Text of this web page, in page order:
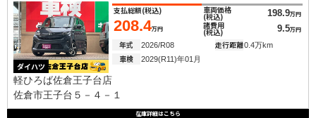
ダイハツ
支払総額(税込)
208.4万円
車両価格
(税込) 198.9万円
諸費用
(税込) 9.5万円
年式 2026/R08 走行距離0.4万km
車検 2029(R11)年01月
軽ひろば佐倉王子台店
佐倉市王子台５－４－１
在庫詳細はこちら